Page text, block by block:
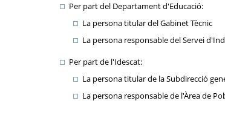
Per part del Departament d'Educació:
La persona titular del Gabinet Tècnic
La persona responsable del Servei
Per part de l'Idescat:
La persona titular de la Subdirecció
La persona responsable de l'Àrea de